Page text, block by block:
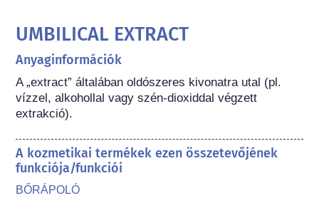
UMBILICAL EXTRACT
Anyaginformációk
A „extract” általában oldószeres kivonatra utal (pl.
vízzel, alkohollal vagy szén-dioxiddal végzett
extrakció).
A kozmetikai termékek ezen összetevőjének
funkciója/funkciói
BŐRÁPOLÓ